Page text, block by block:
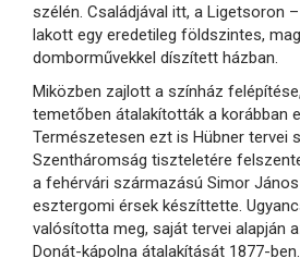
szélén. Családjával itt, a Ligetsoron
lakott egy eredetileg földszintes,
domborművekkel díszített házban.
Miközben zajlott a színház
temetőben átalakították a korábban
Természetesen ezt is Hübner tervei
Szentháromság tiszteletére
a fehérvári származású Simor
esztergomi érsek készíttette.
valósította meg, saját tervei alapján
Donát-kápolna átalakítását 1877-ben.